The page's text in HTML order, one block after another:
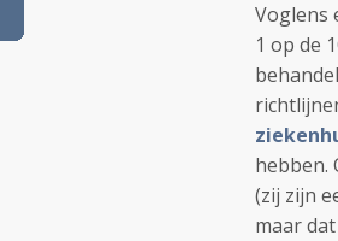
Voglens
1 op de
hebben.
(zij zijn
maar